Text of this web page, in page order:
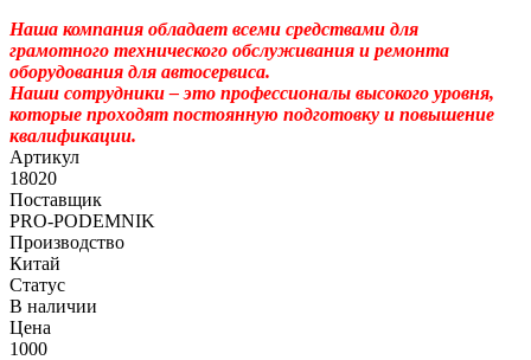
Наша компания обладает всеми средствами для
грамотного технического обслуживания и ремонта
оборудования для автосервиса.
Наши сотрудники – это профессионалы высокого уровня,
которые проходят постоянную подготовку и повышение
квалификации.
Артикул
18020
Поставщик
PRO-PODEMNIK
Производство
Китай
Статус
В наличии
Цена
1000